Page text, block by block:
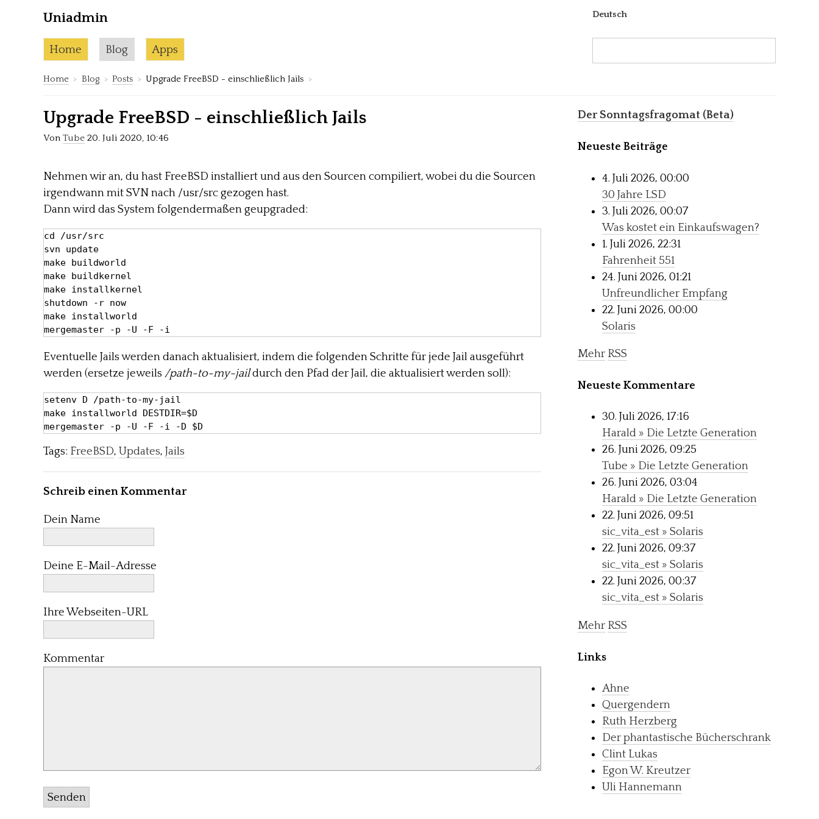
Uniadmin Deutsch
Skip to content
Home Current page:
Blog Apps
Home Blog Posts Upgrade FreeBSD - einschließlich Jails
Upgrade FreeBSD - einschließlich Jails
VonTube 20. Juli 2020, 10:46
Nehmen wir an, du hast FreeBSD installiert und aus den Sourcen compiliert, wobei du die Sourcen
irgendwann mit SVN nach /usr/src gezogen hast.
Dann wird das System folgendermaßen geupgraded:
cd /usr/src
svn update
make buildworld
make buildkernel
make installkernel
shutdown -r now
make installworld
mergemaster -p -U -F -i
Eventuelle Jails werden danach aktualisiert, indem die folgenden Schritte für jede Jail ausgeführt
werden (ersetze jeweils /path-to-my-jaildurch den Pfad der Jail, die aktualisiert werden soll):
setenv D /path-to-my-jail
make installworld DESTDIR=$D
mergemaster -p -U -F -i -D $D
Tags: FreeBSD,Updates,Jails
Schreib einen Kommentar
Dein Name
Deine E-Mail-Adresse
Ihre Webseiten-URL
Kommentar
Senden
Der Sonntagsfragomat (Beta)
Neueste Beiträge
4. Juli 2026, 00:00
30 Jahre LSD
3. Juli 2026, 00:07
Was kostet ein Einkaufswagen?
1. Juli 2026, 22:31
Fahrenheit 551
24. Juni 2026, 01:21
Unfreundlicher Empfang
22. Juni 2026, 00:00
Solaris
Mehr RSS
Neueste Kommentare
30. Juli 2026, 17:16
Harald » Die Letzte Generation
26. Juni 2026, 09:25
Tube » Die Letzte Generation
26. Juni 2026, 03:04
Harald » Die Letzte Generation
22. Juni 2026, 09:51
sic_vita_est » Solaris
22. Juni 2026, 09:37
sic_vita_est » Solaris
22. Juni 2026, 00:37
sic_vita_est » Solaris
Mehr RSS
Links
Ahne
Quergendern
Ruth Herzberg
Der phantastische Bücherschrank
Clint Lukas
Egon W. Kreutzer
Uli Hannemann